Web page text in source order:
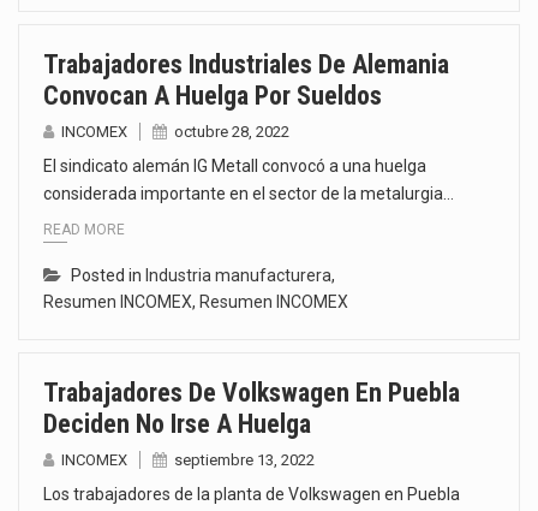
Trabajadores Industriales De Alemania
Convocan A Huelga Por Sueldos
INCOMEX octubre 28, 2022
El sindicato alemán IG Metall convocó a una huelga
considerada importante en el sector de la metalurgia…
READ MORE
Posted in Industria manufacturera,
Resumen INCOMEX, Resumen INCOMEX
Trabajadores De Volkswagen En Puebla
Deciden No Irse A Huelga
INCOMEX septiembre 13, 2022
Los trabajadores de la planta de Volkswagen en Puebla